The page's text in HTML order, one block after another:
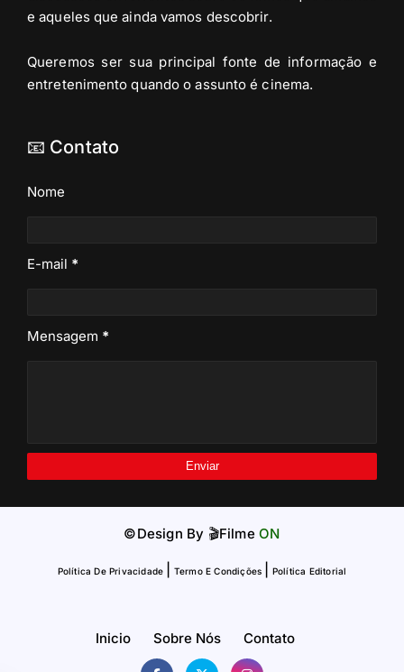
e aqueles que ainda vamos descobrir.
Queremos ser sua principal fonte de informação e
entretenimento quando o assunto é cinema.
📧 Contato
Nome
E-mail *
Mensagem *
©Design By 🎬Filme ON
Política De Privacidade Termo E Condições Política Editorial
Inicio Sobre Nós Contato